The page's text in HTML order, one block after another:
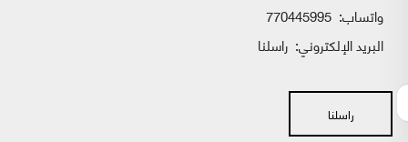
واتساب:
البريد الإلكتروني: راسلنا
راسلنا